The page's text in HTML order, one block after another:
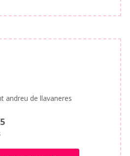
andreu de llavaneres